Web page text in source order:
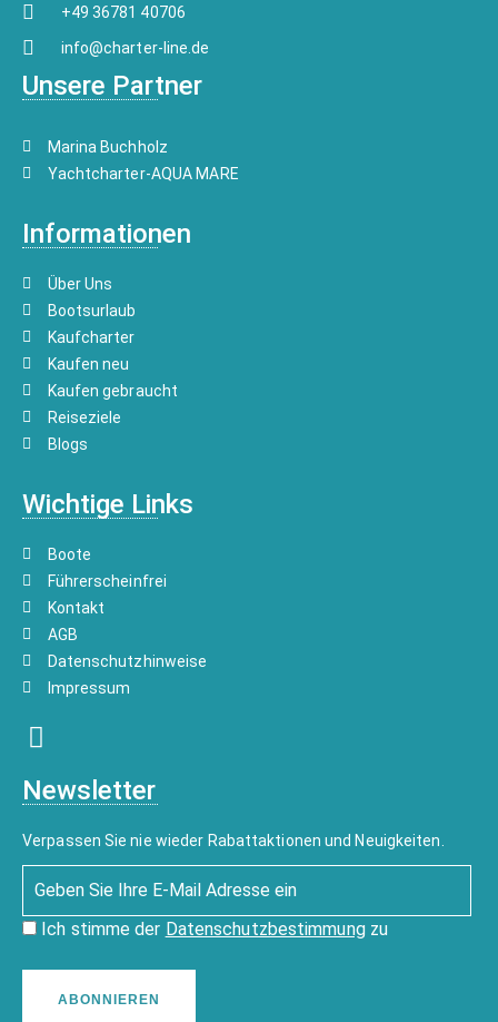
+49 36781 40706
info@charter-line.de
Unsere Partner
Marina Buchholz
Yachtcharter-AQUA MARE
Informationen
Über Uns
Bootsurlaub
Kaufcharter
Kaufen neu
Kaufen gebraucht
Reiseziele
Blogs
Wichtige Links
Boote
Führerscheinfrei
Kontakt
AGB
Datenschutzhinweise
Impressum
Newsletter
Verpassen Sie nie wieder Rabattaktionen und Neuigkeiten.
Ich stimme der Datenschutzbestimmungzu
ABONNIEREN